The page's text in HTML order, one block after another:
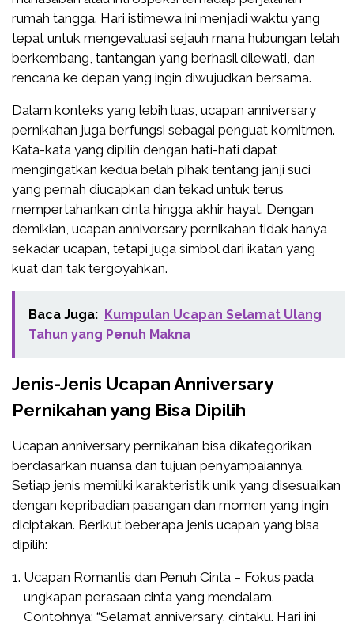
rumah tangga. Hari istimewa ini menjadi waktu yang
tepat untuk mengevaluasi sejauh mana hubungan telah
berkembang, tantangan yang berhasil dilewati, dan
rencana ke depan yang ingin diwujudkan bersama.
Dalam konteks yang lebih luas, ucapan anniversary
pernikahan juga berfungsi sebagai penguat komitmen.
Kata-kata yang dipilih dengan hati-hati dapat
mengingatkan kedua belah pihak tentang janji suci
yang pernah diucapkan dan tekad untuk terus
mempertahankan cinta hingga akhir hayat. Dengan
demikian, ucapan anniversary pernikahan tidak hanya
sekadar ucapan, tetapi juga simbol dari ikatan yang
kuat dan tak tergoyahkan.
Baca Juga: Kumpulan Ucapan Selamat Ulang
Tahun yang Penuh Makna
Jenis-Jenis Ucapan Anniversary
Pernikahan yang Bisa Dipilih
Ucapan anniversary pernikahan bisa dikategorikan
berdasarkan nuansa dan tujuan penyampaiannya.
Setiap jenis memiliki karakteristik unik yang disesuaikan
dengan kepribadian pasangan dan momen yang ingin
diciptakan. Berikut beberapa jenis ucapan yang bisa
dipilih:
Ucapan Romantis dan Penuh Cinta – Fokus pada
ungkapan perasaan cinta yang mendalam.
Contohnya: “Selamat anniversary, cintaku. Hari ini